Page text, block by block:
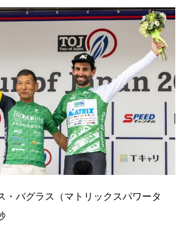
・バグラス（マトリックスパワータ